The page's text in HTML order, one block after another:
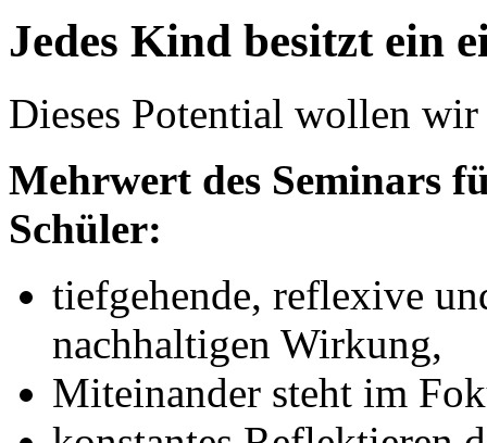
Jedes Kind besitzt ein
Dieses Potential wollen wir
Mehrwert des Seminars
Schüler:
tiefgehende, reflexive
nachhaltigen Wirkung,
Miteinander steht im